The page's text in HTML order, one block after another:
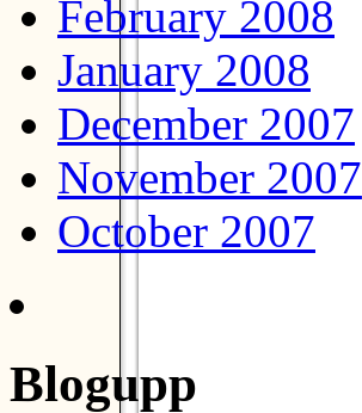
February 2008
January 2008
December 2007
November 2007
October 2007
Blogupp